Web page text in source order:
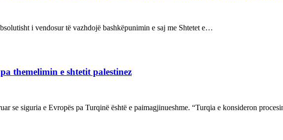
i vendosur të vazhdojë bashkëpunimin e saj me Shtetet e…
themelimin e shtetit palestinez
se siguria e Evropës pa Turqinë është e paimagjinueshme. “Turqia e konsideron